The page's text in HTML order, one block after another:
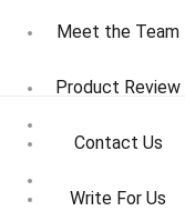
Meet the Team
Product Review
Contact Us
Write For Us